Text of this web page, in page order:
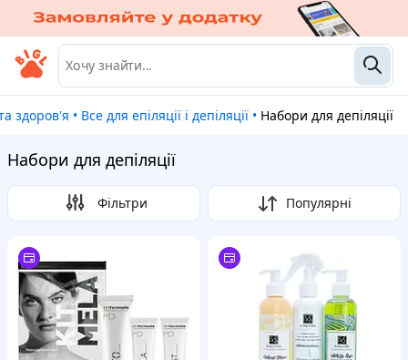
здоров'я • Все для епіляції і депіляції • Набори для депіляції
Набори для депіляції
Фільтри Популярні